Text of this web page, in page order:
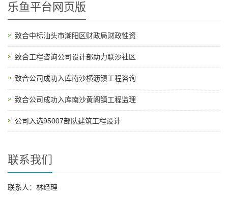
乐鱼平台网页版
致合中标汕头市潮阳区财政局财政性资
致合工程咨询公司设计部助力联沙社区
致合公司成功入库南沙横沥镇工程咨询
致合公司成功入库南沙黄阁镇工程监理
公司入选95007部队建筑工程设计
联系我们
联系人：林经理